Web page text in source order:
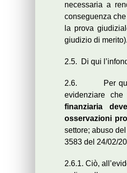
necessaria a
conseguenza
la prova
giudizio di merito).
2.5. Di qui
2.6. Per
evidenziare che
finanziaria
osservazioni
settore; abuso
3583 del 24/02/
2.6.1. Ciò,